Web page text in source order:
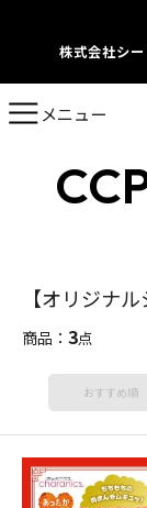
株式会社シ
メニュー
【オリジナル
商品： 3点
おすすめ順